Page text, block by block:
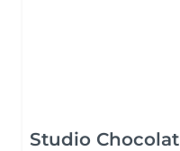
Studio Chocolat